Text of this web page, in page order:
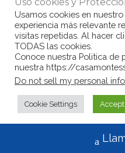
Usamos cookies en
experiencia más relevante
visitas repetidas. Al hacer
TODAS las cookies.
Conoce nuestra Politica de
nuestra https://
Do not sell my personal
Cookie Settings Accept